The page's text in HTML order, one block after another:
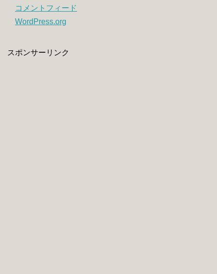
コメントフィード
WordPress.org
スポンサーリンク